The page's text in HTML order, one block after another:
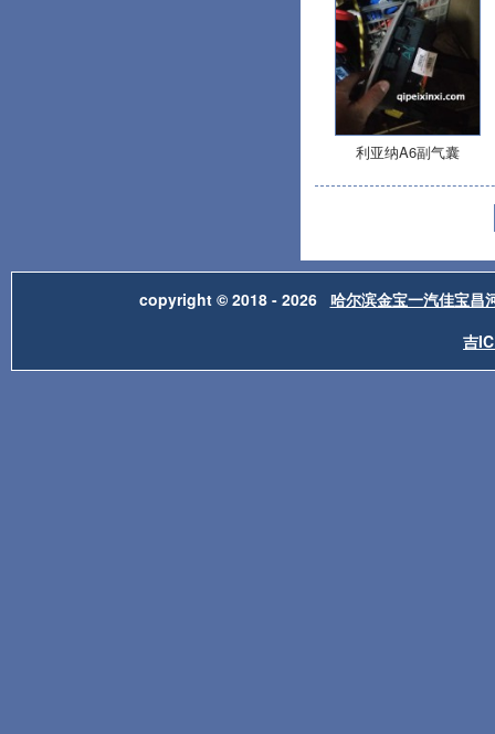
利亚纳A6副气囊
copyright © 2018 - 2026 哈尔滨金宝一汽佳宝昌
吉